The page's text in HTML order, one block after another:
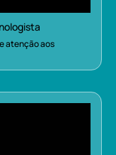
atenção aos